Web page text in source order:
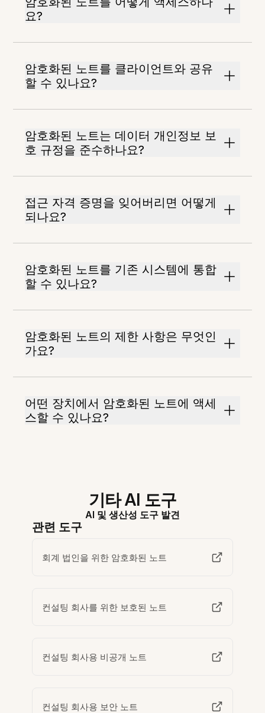
요?
암호화된 노트를 클라이언트와 공유
할 수 있나요?
암호화된 노트는 데이터 개인정보 보
호 규정을 준수하나요?
접근 자격 증명을 잊어버리면 어떻게
되나요?
암호화된 노트를 기존 시스템에 통합
할 수 있나요?
암호화된 노트의 제한 사항은 무엇인
가요?
어떤 장치에서 암호화된 노트에 액세
스할 수 있나요?
기타 AI 도구
AI 및 생산성 도구 발견
관련 도구
회계 법인을 위한 암호화된 노트
컨설팅 회사를 위한 보호된 노트
컨설팅 회사용 비공개 노트
컨설팅 회사용 보안 노트